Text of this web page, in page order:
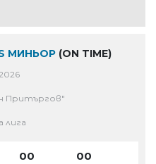
МИНЬОР (ON TIME)
Притъргов"
лига
00 00